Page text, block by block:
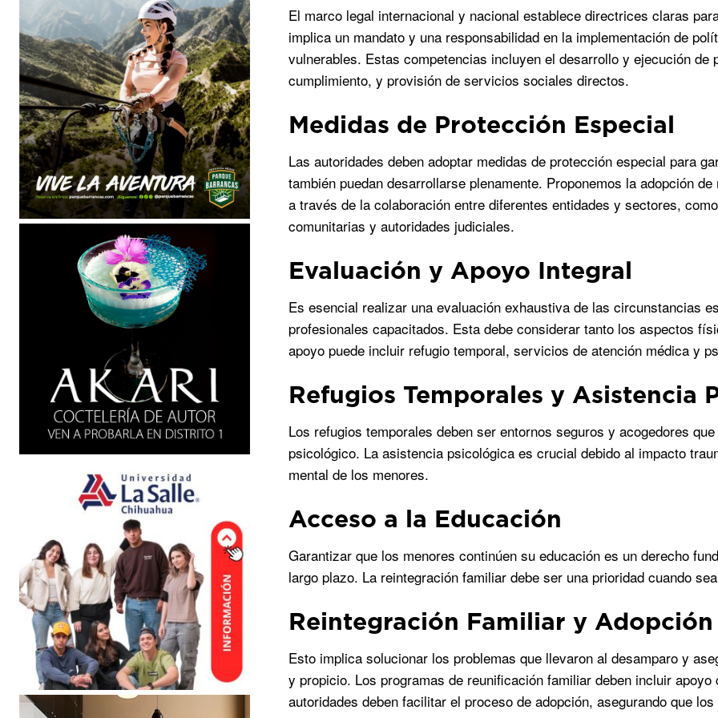
El marco legal internacional y nacional establece directrices claras
implica un mandato y una responsabilidad en la implementación de
vulnerables. Estas competencias incluyen el desarrollo y ejecución
cumplimiento, y provisión de servicios sociales directos.
Medidas de Protección Especial
Las autoridades deben adoptar medidas de protección especial para
también puedan desarrollarse plenamente. Proponemos la adopción
a través de la colaboración entre diferentes entidades y sectores,
comunitarias y autoridades judiciales.
Evaluación y Apoyo Integral
Es esencial realizar una evaluación exhaustiva de las circunstancias
profesionales capacitados. Esta debe considerar tanto los aspectos
apoyo puede incluir refugio temporal, servicios de atención médica y
Refugios Temporales y Asistencia
Los refugios temporales deben ser entornos seguros y acogedores
psicológico. La asistencia psicológica es crucial debido al impacto
mental de los menores.
Acceso a la Educación
Garantizar que los menores continúen su educación es un derecho
largo plazo. La reintegración familiar debe ser una prioridad cuando
Reintegración Familiar y Adopción
Esto implica solucionar los problemas que llevaron al desamparo y
y propicio. Los programas de reunificación familiar deben incluir
autoridades deben facilitar el proceso de adopción, asegurando que